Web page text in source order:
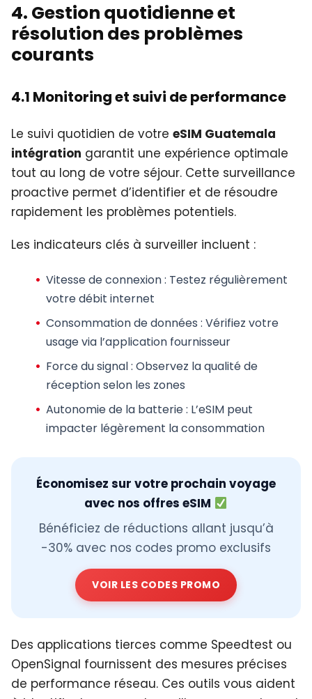
4. Gestion quotidienne et
résolution des problèmes
courants
4.1 Monitoring et suivi de performance
Le suivi quotidien de votre eSIM Guatemala
intégration garantit une expérience optimale
tout au long de votre séjour. Cette surveillance
proactive permet d’identifier et de résoudre
rapidement les problèmes potentiels.
Les indicateurs clés à surveiller incluent :
Vitesse de connexion: Testez régulièrement
votre débit internet
Consommation de données : Vérifiez votre
usage via l’application fournisseur
Force du signal: Observez la qualité de
réception selon les zones
Autonomie de la batterie: L’eSIM peut
impacter légèrement la consommation
Économisez sur votre prochain voyage
avec nos offres eSIM
Bénéficiez de réductions allant jusqu’à
-30% avec nos codes promo exclusifs
VOIR LES CODES PROMO
Des applications tierces comme Speedtest ou
OpenSignal fournissent des mesures précises
de performance réseau. Ces outils vous aident